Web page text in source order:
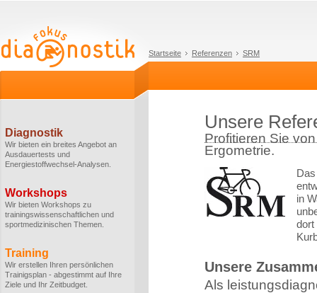
Startseite Referenzen SRM
Diagnostik
Wir bieten ein breites Angebot an
Ausdauertests und
Energiestoffwechsel-Analysen.
Workshops
Wir bieten Workshops zu
trainingswissenschaftlichen und
sportmedizinischen Themen.
Training
Wir erstellen Ihren persönlichen
Trainigsplan - abgestimmt auf Ihre
Ziele und Ihr Zeitbudget.
Unsere
Profitieren Sie
Ergometrie.
in
dort
Unsere
Als